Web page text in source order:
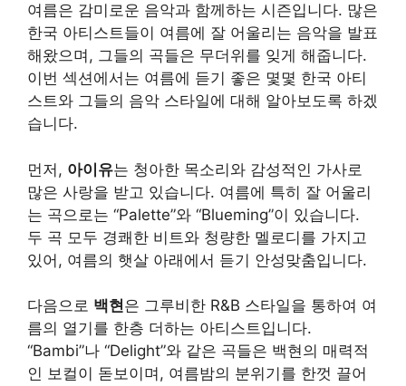
여름은 감미로운 음악과 함께하는 시즌입니다. 많은
한국 아티스트들이 여름에 잘 어울리는 음악을 발표
해왔으며, 그들의 곡들은 무더위를 잊게 해줍니다.
이번 섹션에서는 여름에 듣기 좋은 몇몇 한국 아티
스트와 그들의 음악 스타일에 대해 알아보도록 하겠
습니다.
먼저, 아이유는 청아한 목소리와 감성적인 가사로
많은 사랑을 받고 있습니다. 여름에 특히 잘 어울리
는 곡으로는 “Palette”와 “Blueming”이 있습니다.
두 곡 모두 경쾌한 비트와 청량한 멜로디를 가지고
있어, 여름의 햇살 아래에서 듣기 안성맞춤입니다.
다음으로 백현은 그루비한 R&B 스타일을 통하여 여
름의 열기를 한층 더하는 아티스트입니다.
“Bambi”나 “Delight”와 같은 곡들은 백현의 매력적
인 보컬이 돋보이며, 여름밤의 분위기를 한껏 끌어